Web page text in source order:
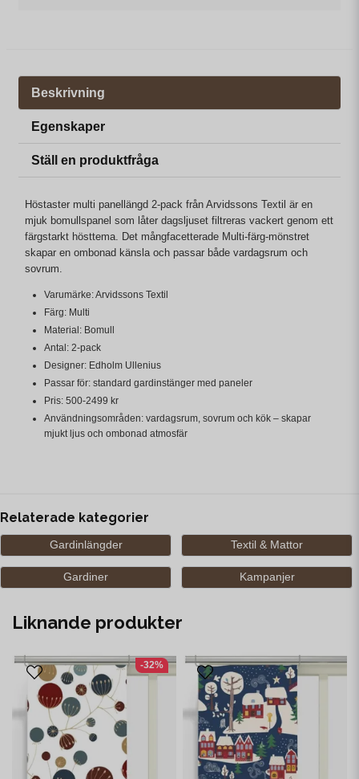
Beskrivning
Egenskaper
Ställ en produktfråga
Höstaster multi panellängd 2-pack från Arvidssons Textil är en
mjuk bomullspanel som låter dagsljuset filtreras vackert genom ett
färgstarkt hösttema. Det mångfacetterade Multi-färg-mönstret
skapar en ombonad känsla och passar både vardagsrum och
sovrum.
Varumärke: Arvidssons Textil
Färg: Multi
Material: Bomull
Antal: 2-pack
Designer: Edholm Ullenius
Passar för: standard gardinstänger med paneler
Pris: 500-2499 kr
Användningsområden: vardagsrum, sovrum och kök – skapar
mjukt ljus och ombonad atmosfär
Relaterade kategorier
Gardinlängder Textil & Mattor
Gardiner Kampanjer
Liknande produkter
-32%